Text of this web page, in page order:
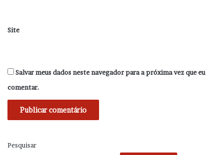
Site
Salvar meus dados neste navegador para a próxima vez que eu
comentar.
Pesquisar